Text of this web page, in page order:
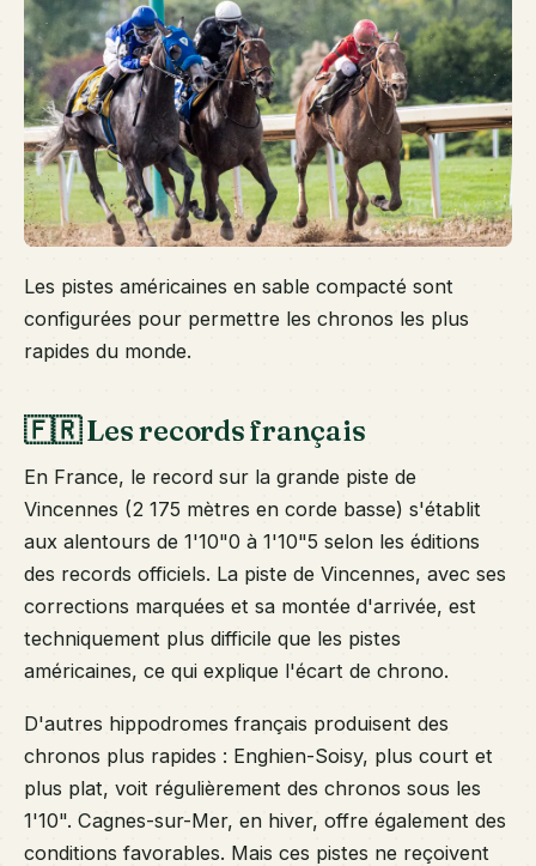
Les pistes américaines en sable compacté sont
configurées pour permettre les chronos les plus
rapides du monde.
🇫🇷 Les records français
En France, le record sur la grande piste de
Vincennes (2 175 mètres en corde basse) s'établit
aux alentours de 1'10"0 à 1'10"5 selon les éditions
des records officiels. La piste de Vincennes, avec ses
corrections marquées et sa montée d'arrivée, est
techniquement plus difficile que les pistes
américaines, ce qui explique l'écart de chrono.
D'autres hippodromes français produisent des
chronos plus rapides : Enghien-Soisy, plus court et
plus plat, voit régulièrement des chronos sous les
1'10". Cagnes-sur-Mer, en hiver, offre également des
conditions favorables. Mais ces pistes ne reçoivent